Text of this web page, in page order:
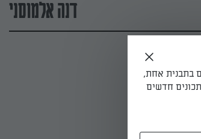
דנה אלמוסני
בתבנית אחת,
חדשים